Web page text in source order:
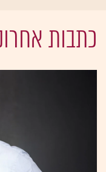
כתבות